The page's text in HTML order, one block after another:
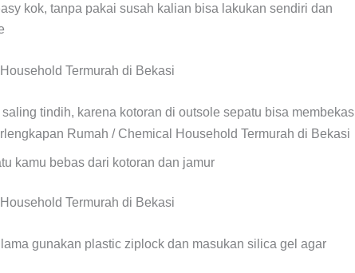
kok, tanpa pakai susah kalian bisa lakukan sendiri dan
tindih, karena kotoran di outsole sepatu bisa membekas
kamu bebas dari kotoran dan jamur
gunakan plastic ziplock dan masukan silica gel agar